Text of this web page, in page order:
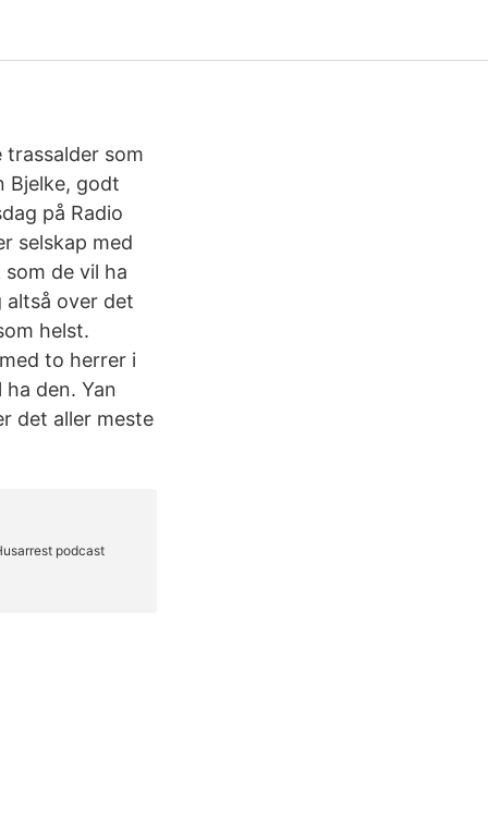
trassalder som
Bjelke, godt
på Radio
selskap med
de vil ha
altså over det
helst.
to herrer i
den. Yan
det aller meste